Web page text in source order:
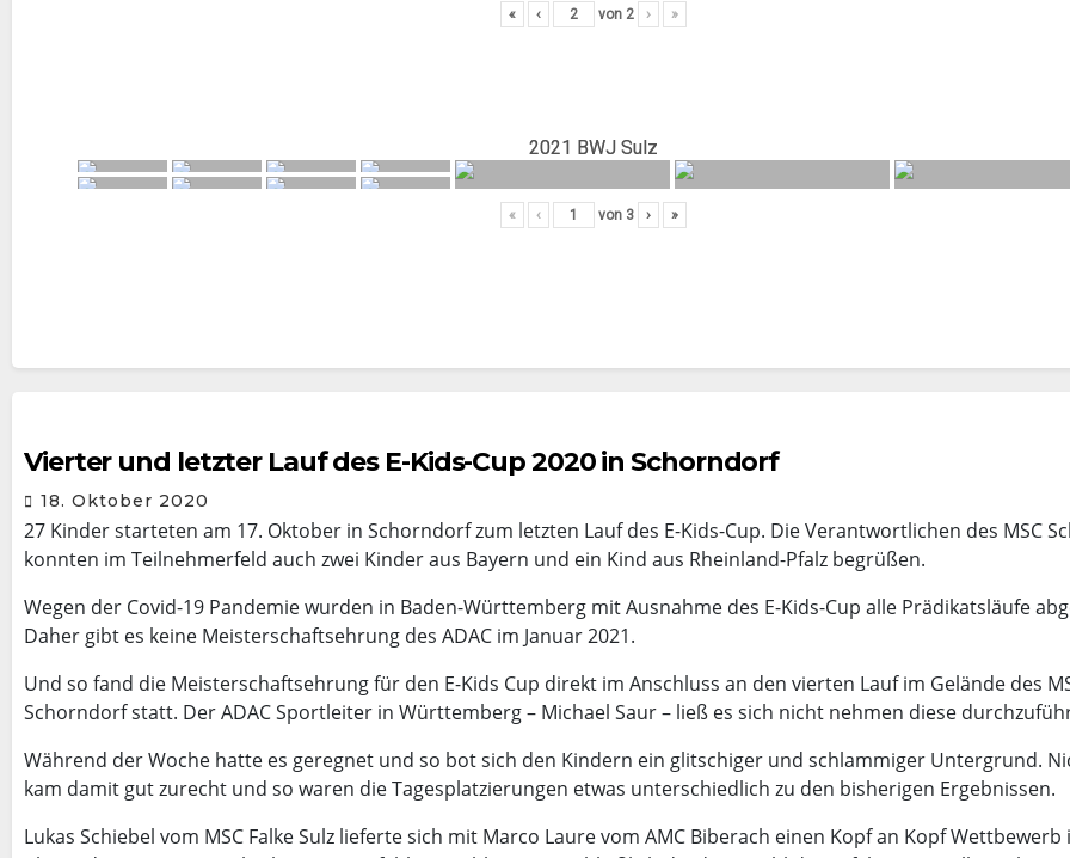
« ‹ von 2 › »
2021 BWJ Sulz
« ‹ von 3 › »
Vierter und letzter Lauf des E-Kids-Cup 2020 in Schorndorf
18. Oktober 2020
27 Kinder starteten am 17. Oktober in Schorndorf zum letzten Lauf des E-Kids-Cup. Die Verantwortlichen des MSC
konnten im Teilnehmerfeld auch zwei Kinder aus Bayern und ein Kind aus Rheinland-Pfalz begrüßen.
Wegen der Covid-19 Pandemie wurden in Baden-Württemberg mit Ausnahme des E-Kids-Cup alle Prädikatsläufe
Daher gibt es keine Meisterschaftsehrung des ADAC im Januar 2021.
Und so fand die Meisterschaftsehrung für den E-Kids Cup direkt im Anschluss an den vierten Lauf im Gelände des
Schorndorf statt. Der ADAC Sportleiter in Württemberg – Michael Saur – ließ es sich nicht nehmen diese
Während der Woche hatte es geregnet und so bot sich den Kindern ein glitschiger und schlammiger Untergrund.
kam damit gut zurecht und so waren die Tagesplatzierungen etwas unterschiedlich zu den bisherigen Ergebnissen.
Lukas Schiebel vom MSC Falke Sulz lieferte sich mit Marco Laure vom AMC Biberach einen Kopf an Kopf Wettbewerb